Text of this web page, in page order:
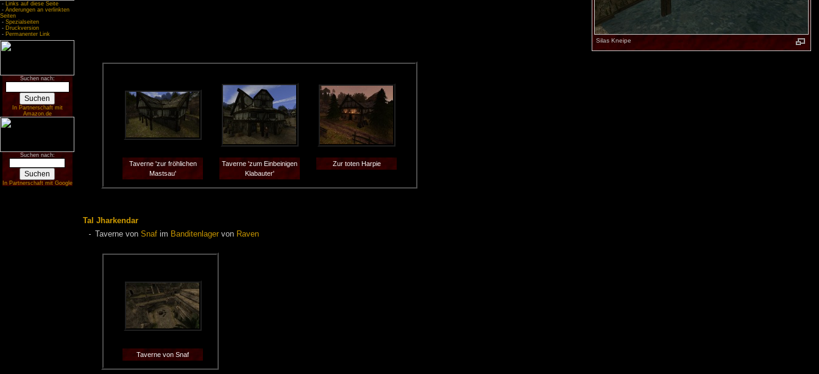
- Links auf diese Seite
- Änderungen an verlinkten
Seiten
- Spezialseiten
- Druckversion
- Permanenter Link
Suchen nach:
In Partnerschaft mit
Amazon.de
Suchen nach:
In Partnerschaft mit Google
Silas Kneipe
Taverne 'zur fröhlichen
Mastsau'
Taverne 'zum Einbeinigen
Klabauter'
Zur toten Harpie
Tal Jharkendar
Taverne von Snaf im Banditenlager von Raven
Taverne von Snaf